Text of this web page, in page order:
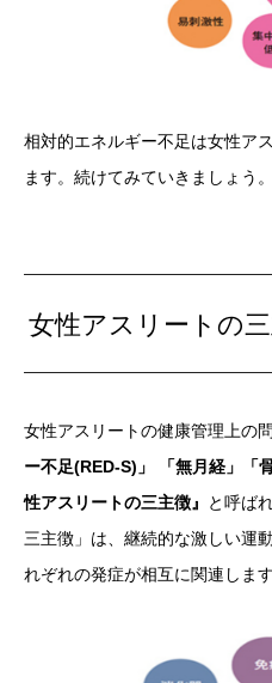
相対的エネルギー不足は女性ア
ます。続けてみていきましょう。
女性アスリートの
女性アスリートの健康管理上の
ー不足(RED-S)」 「無月経」「
性アスリートの三主徴』
と呼ば
三主徴」は、継続的な激しい運
れぞれの発症が相互に関連します